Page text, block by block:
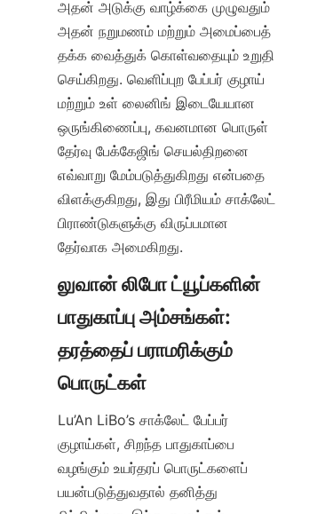
அதன் அடுக்கு வாழ்க்கை முழுவதும்
அதன் நறுமணம் மற்றும் அமைப்பைத்
தக்க வைத்துக் கொள்வதையும் உறுதி
செய்கிறது. வெளிப்புற பேப்பர் குழாய்
மற்றும் உள் லைனிங் இடையேயான
ஒருங்கிணைப்பு, கவனமான பொருள்
தேர்வு பேக்கேஜிங் செயல்திறனை
எவ்வாறு மேம்படுத்துகிறது என்பதை
விளக்குகிறது, இது பிரீமியம் சாக்லேட்
பிராண்டுகளுக்கு விருப்பமான
தேர்வாக அமைகிறது.
லுவான் லிபோ ட்யூப்களின்
பாதுகாப்பு அம்சங்கள்:
தரத்தைப் பராமரிக்கும்
Lu’An LiBo’s சாக்லேட் பேப்பர்
குழாய்கள், சிறந்த பாதுகாப்பை
வழங்கும் உயர்தரப் பொருட்களைப்
பயன்படுத்துவதால் தனித்து